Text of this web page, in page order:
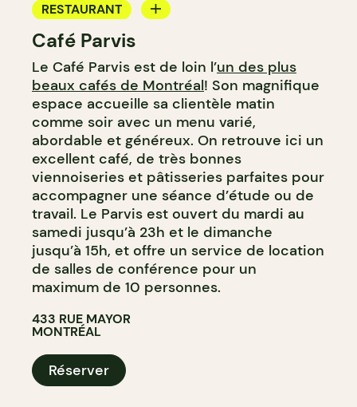
RESTAURANT
CAFÉ
Café Parvis
Le Café Parvis est de loin l’un des plus
beaux cafés de Montréal! Son magnifique
espace accueille sa clientèle matin
comme soir avec un menu varié,
abordable et généreux. On retrouve ici un
excellent café, de très bonnes
viennoiseries et pâtisseries parfaites pour
accompagner une séance d’étude ou de
travail. Le Parvis est ouvert du mardi au
samedi jusqu’à 23h et le dimanche
jusqu’à 15h, et offre un service de location
de salles de conférence pour un
maximum de 10 personnes.
433 RUE MAYOR
MONTRÉAL
Réserver